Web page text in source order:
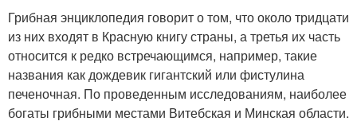
Грибная энциклопедия говорит о том, что около тридцати
из них входят в Красную книгу страны, а третья их часть
относится к редко встречающимся, например, такие
названия как дождевик гигантский или фистулина
печеночная. По проведенным исследованиям, наиболее
богаты грибными местами Витебская и Минская области.